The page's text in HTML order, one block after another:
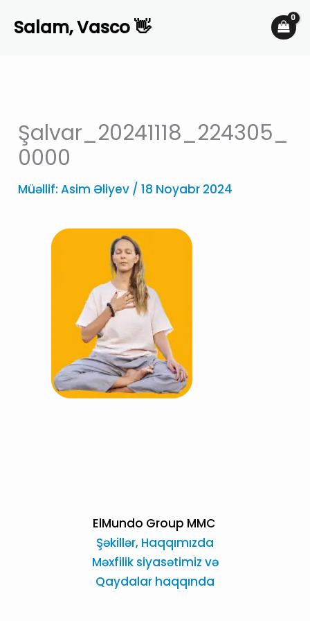
Salam, Vasco 👋
Şalvar_20241118_224305_
0000
Müəllif:Asim Əliyev /18 Noyabr 2024
ElMundo Group MMC
Şəkillər, Haqqımızda
Məxfilik siyasətimiz və
Qaydalar haqqında